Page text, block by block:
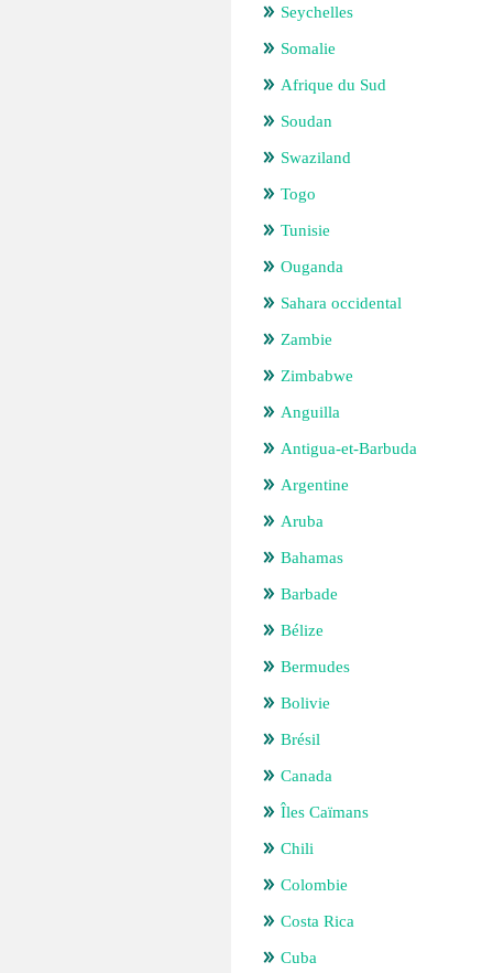
Seychelles
Somalie
Afrique du Sud
Soudan
Swaziland
Togo
Tunisie
Ouganda
Sahara occidental
Zambie
Zimbabwe
Anguilla
Antigua-et-Barbuda
Argentine
Aruba
Bahamas
Barbade
Bélize
Bermudes
Bolivie
Brésil
Canada
Îles Caïmans
Chili
Colombie
Costa Rica
Cuba